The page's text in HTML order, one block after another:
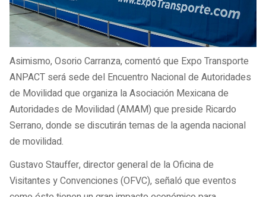
Asimismo, Osorio Carranza, comentó que Expo Transporte
ANPACT será sede del Encuentro Nacional de Autoridades
de Movilidad que organiza la Asociación Mexicana de
Autoridades de Movilidad (AMAM) que preside Ricardo
Serrano, donde se discutirán temas de la agenda nacional
de movilidad.
Gustavo Stauffer, director general de la Oficina de
Visitantes y Convenciones (OFVC), señaló que eventos